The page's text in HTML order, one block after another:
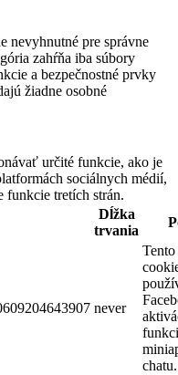
nevyhnutné pre správne
zahŕňa iba súbory
a bezpečnostné prvky
žiadne osobné
určité funkcie, ako je
sociálnych médií,
funkcie tretích strán.
Dĺžka
trvania
never
chatu.